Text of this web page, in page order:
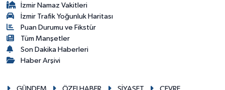
İzmir Namaz Vakitleri
İzmir Trafik Yoğunluk Haritası
Puan Durumu ve Fikstür
Tüm Manşetler
Son Dakika Haberleri
Haber Arşivi